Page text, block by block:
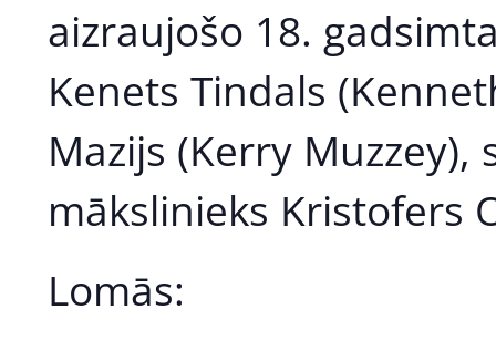
aizraujošo 18.
Kenets Tindals
Mazijs (Kerry
mākslinieks Kristofers
Lomās: